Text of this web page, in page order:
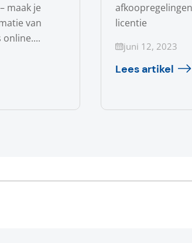
maak je
van
licentie
Geüpdatet op
juni 12, 2023
Lees artikel